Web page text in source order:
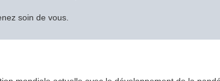
soin de vous.